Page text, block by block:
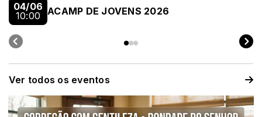
04/06
10:00
ACAMP DE JOVENS 2026
Ver todos os eventos